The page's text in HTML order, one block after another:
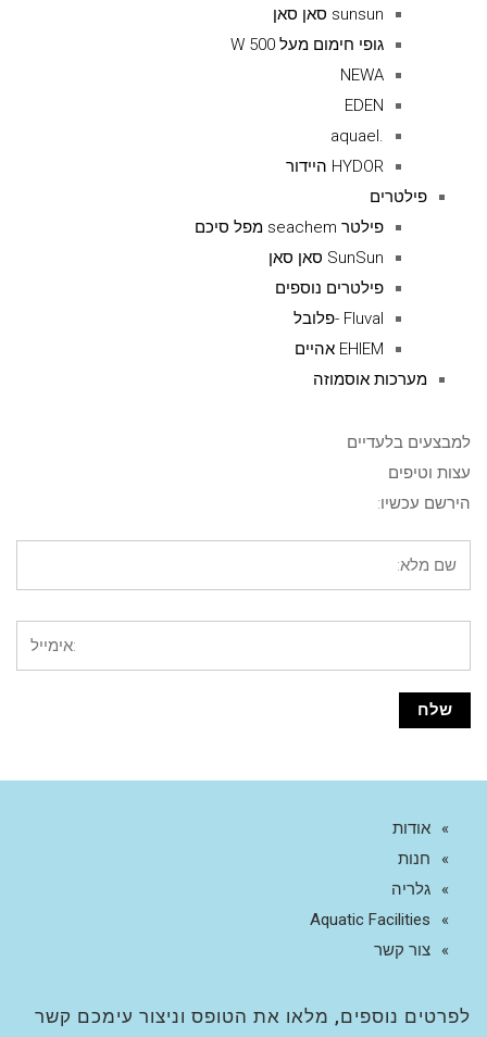
sunsun סאן סאן
גופי חימום מעל 500 W
NEWA
EDEN
.aquael
HYDOR היידור
פילטרים
פילטר seachem מפל סיכם
SunSun סאן סאן
פילטרים נוספים
Fluval -פלובל
EHIEM אהיים
מערכות אוסמוזה
למבצעים בלעדיים
עצות וטיפים
הירשם עכשיו:
אודות
חנות
גלריה
Aquatic Facilities
צור קשר
לפרטים נוספים, מלאו את הטופס וניצור עימכם קשר